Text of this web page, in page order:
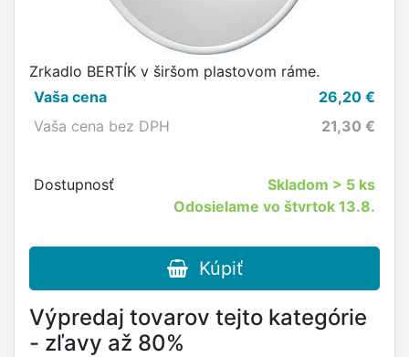
Zrkadlo BERTÍK v širšom plastovom ráme.
Vaša cena
26,20 €
Vaša cena bez DPH
21,30 €
Dostupnosť Skladom > 5 ks
Odosielame vo štvrtok 13.8.
Kúpiť
Výpredaj tovarov tejto kategórie
- zľavy až 80%